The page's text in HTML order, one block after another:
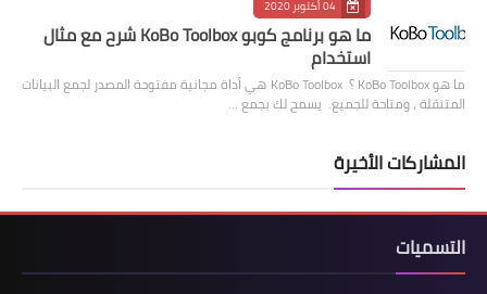
04 أكتوبر 2020
ما هو برنامج كوبو KoBo Toolbox شرح مع مثال
استخدام
ما هو KoBo Toolbox ؟ KoBo Toolbox هي أداة مجانية مفتوحة المصدر لجمع البيانات
المتنقلة ، ومتاحة للجميع. يسمح لك بجمع …
المشاركات الأخيرة
التسميات